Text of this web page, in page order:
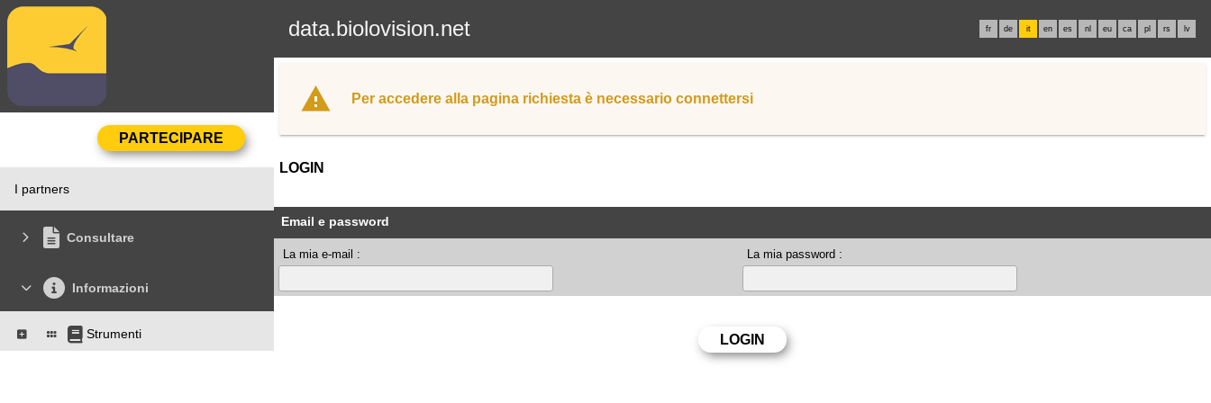
data.biolovision.net fr de it en es nl eu ca pl rs lv
I partners
Consultare
Informazioni
Strumenti
Per accedere alla pagina richiesta è necessario connettersi
LOGIN
Email e password
La mia e-mail : La mia password :